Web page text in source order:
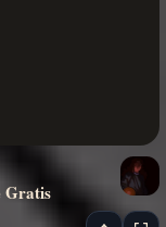
Gratis